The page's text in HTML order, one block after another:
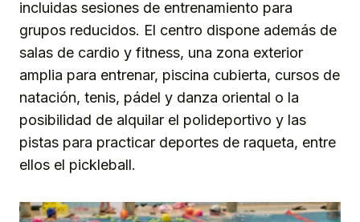
incluidas sesiones de entrenamiento para
grupos reducidos. El centro dispone además de
salas de cardio y fitness, una zona exterior
amplia para entrenar, piscina cubierta, cursos de
natación, tenis, pádel y danza oriental o la
posibilidad de alquilar el polideportivo y las
pistas para practicar deportes de raqueta, entre
ellos el pickleball.